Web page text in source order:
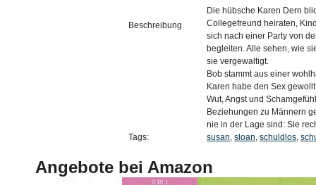
Beschreibung
Die hübsche Karen Dern
Collegefreund heiraten,
sich nach einer Party von
begleiten. Alle sehen, wie
sie vergewaltigt.
Bob stammt aus einer
Karen habe den Sex
Wut, Angst und
Beziehungen zu Männern
nie in der Lage sind: Sie
Tags:
susan, sloan, schuldlos,
Angebote bei Amazon